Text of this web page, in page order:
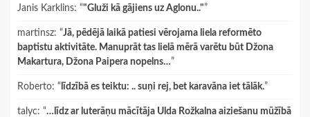
Janis Karklins: “"Gluži kā gājiens uz Aglonu.."”
martinsz: “Jā, pēdējā laikā patiesi vērojama liela reformēto
baptistu aktivitāte. Manuprāt tas lielā mērā varētu būt Džona
Makartura, Džona Paipera nopelns…”
Roberto: “ līdzībā es teiktu: .. suņi rej, bet karavāna iet tālāk.”
talyc: “…līdz ar luterāņu mācītāja Ulda Rožkalna aiziešanu mūžībā